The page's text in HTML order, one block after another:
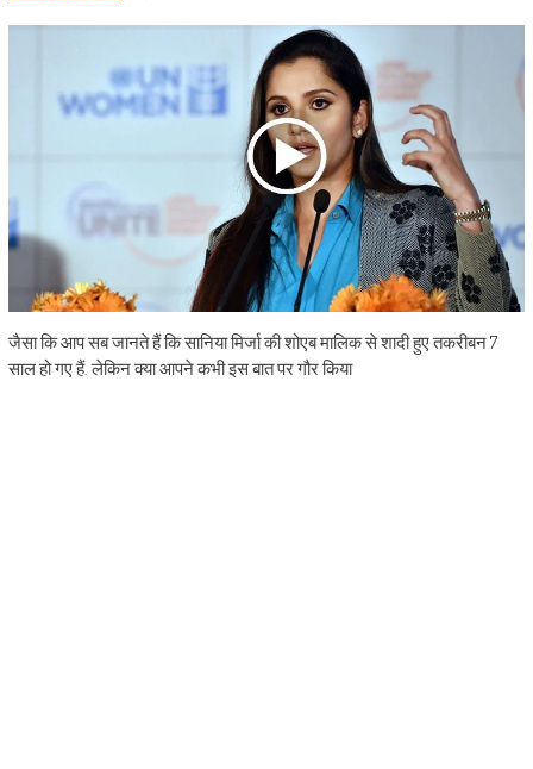
जैसा कि आप सब जानते हैं कि सानिया मिर्जा की शोएब मालिक से शादी हुए तकरीबन 7
साल हो गए हैं. लेकिन क्या आपने कभी इस बात पर गौर किया